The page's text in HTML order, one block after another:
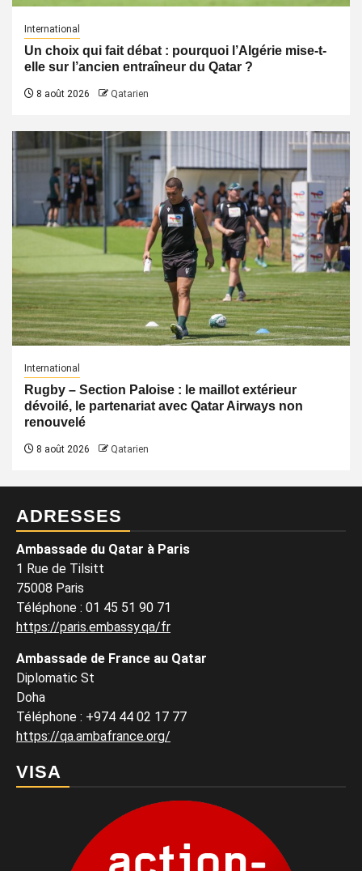
International
Un choix qui fait débat : pourquoi l’Algérie mise-t-
elle sur l’ancien entraîneur du Qatar ?
8 août 2026 Qatarien
International
Rugby – Section Paloise : le maillot extérieur
dévoilé, le partenariat avec Qatar Airways non
renouvelé
8 août 2026 Qatarien
ADRESSES
Ambassade du Qatar à Paris
1 Rue de Tilsitt
75008 Paris
Téléphone : 01 45 51 90 71
https://paris.embassy.qa/fr
Ambassade de France au Qatar
Diplomatic St
Doha
Téléphone : +974 44 02 17 77
https://qa.ambafrance.org/
VISA